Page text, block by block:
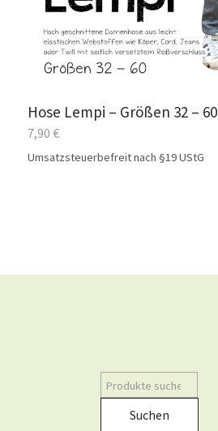
Hose Lempi – Größen 32 – 60
7,90€
Umsatzsteuerbefreit nach §19 UStG
Suchen